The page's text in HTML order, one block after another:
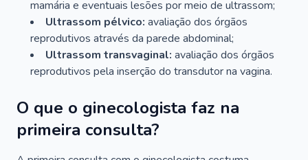
mamária e eventuais lesões por meio de ultrassom;
Ultrassom pélvico: avaliação dos órgãos
reprodutivos através da parede abdominal;
Ultrassom transvaginal: avaliação dos órgãos
reprodutivos pela inserção do transdutor na vagina.
O que o ginecologista faz na
primeira consulta?